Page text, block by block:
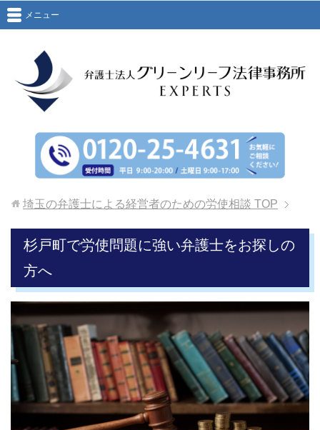
メニュー
埼玉の弁護士による経営者のための労使相談 TOP
杉戸町で労使問題に強い弁護士をお探しの
方へ